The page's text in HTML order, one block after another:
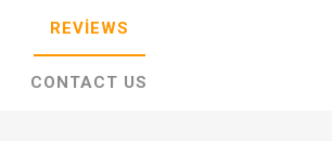
REVIEWS
CONTACT US